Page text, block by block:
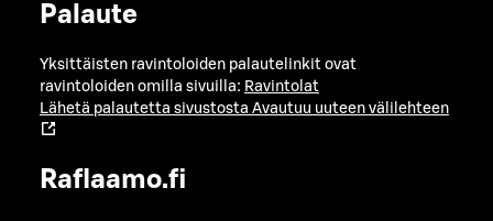
Palaute
Yksittäisten ravintoloiden palautelinkit ovat
ravintoloiden omilla sivuilla: Ravintolat
Lähetä palautetta sivustosta Avautuu uuteen välilehteen
Raflaamo.fi